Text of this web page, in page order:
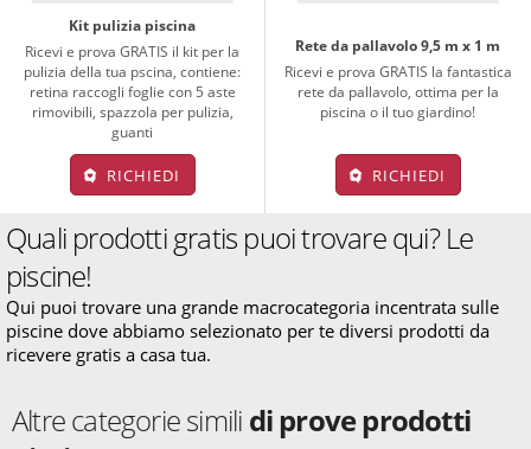
Kit pulizia piscina
Ricevi e prova GRATIS il kit per la
pulizia della tua pscina, contiene:
retina raccogli foglie con 5 aste
rimovibili, spazzola per pulizia,
guanti
RICHIEDI
Rete da pallavolo 9,5 m x 1 m
Ricevi e prova GRATIS la fantastica
rete da pallavolo, ottima per la
piscina o il tuo giardino!
RICHIEDI
Quali prodotti gratis puoi trovare qui? Le
piscine!
Qui puoi trovare una grande macrocategoria incentrata sulle
piscine dove abbiamo selezionato per te diversi prodotti da
ricevere gratis a casa tua.
Altre categorie simili di prove prodotti